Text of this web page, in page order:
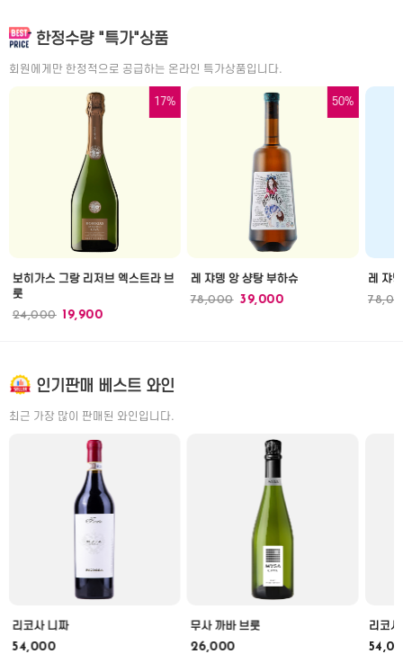
한정수량 "특가"상품
회원에게만 한정적으로 공급하는 온라인 특가상품입니다.
17%
보히가스 그랑 리저브 엑스트라 브
룻
24,000 19,900
50%
레 쟈뎅 앙 샹탕 부하슈
78,000 39,000
레 쟈
인기판매 베스트 와인
최근 가장 많이 판매된 와인입니다.
리코사 니짜
54,000
무사 까바 브룻
26,000
리코